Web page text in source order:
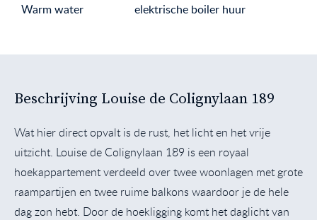
Warm water
elektrische boiler huur
Beschrijving Louise de Colignylaan 189
Wat hier direct opvalt is de rust, het licht en het vrije
uitzicht. Louise de Colignylaan 189 is een royaal
hoekappartement verdeeld over twee woonlagen met grote
raampartijen en twee ruime balkons waardoor je de hele
dag zon hebt. Door de hoekligging komt het daglicht van